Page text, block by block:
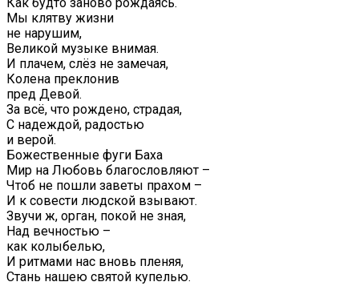
Мы клятву жизни
не нарушим,
Великой музыке внимая.
И плачем, слёз не замечая,
Колена преклонив
пред Девой.
За всё, что рождено, страдая,
С надеждой, радостью
и верой.
Божественные фуги Баха
Мир на Любовь благословляют –
Чтоб не пошли заветы прахом –
И к совести людской взывают.
Звучи ж, орган, покой не зная,
Над вечностью –
как колыбелью,
И ритмами нас вновь пленяя,
Стань нашею святой купелью.